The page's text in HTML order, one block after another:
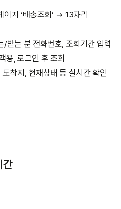
이지 ‘배송조회’ → 13자리
/받는 분 전화번호, 조회기간 입력
용, 로그인 후 조회
착지, 현재상태 등 실시간 확인
간